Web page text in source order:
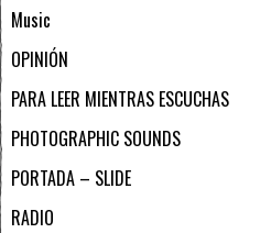
Music
OPINIÓN
PARA LEER MIENTRAS ESCUCHAS
PHOTOGRAPHIC SOUNDS
PORTADA – SLIDE
RADIO